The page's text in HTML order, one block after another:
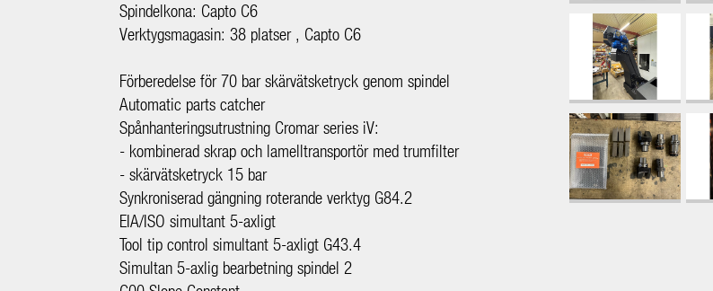
Spindelkona: Capto C6
Verktygsmagasin: 38 platser , Capto C6
Förberedelse för 70 bar skärvätsketryck genom spindel
Automatic parts catcher
Spånhanteringsutrustning Cromar series iV:
- kombinerad skrap och lamelltransportör med trumfilter
- skärvätsketryck 15 bar
Synkroniserad gängning roterande verktyg G84.2
EIA/ISO simultant 5-axligt
Tool tip control simultant 5-axligt G43.4
Simultan 5-axlig bearbetning spindel 2